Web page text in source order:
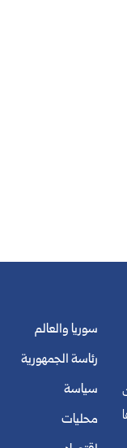
سوريا والعالم
رئاسة الجمهورية
سياسة
محليات